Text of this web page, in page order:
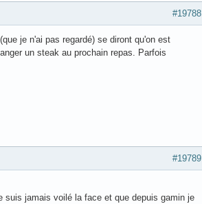
#19788
je n'ai pas regardé) se diront qu'on est
un steak au prochain repas. Parfois
#19789
jamais voilé la face et que depuis gamin je